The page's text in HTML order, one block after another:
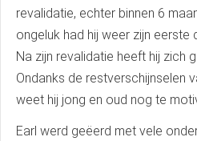
revalidatie, echter binnen 6
ongeluk had hij weer zijn eerste
Na zijn revalidatie heeft hij zich
Ondanks de restverschijnselen
weet hij jong en oud nog te
Earl werd geëerd met vele